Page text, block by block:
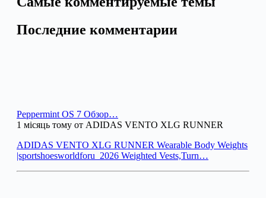
Последние комментарии
Peppermint OS 7 Обзор…
1 місяць тому от ADIDAS VENTO XLG RUNNER
ADIDAS VENTO XLG RUNNER Wearable Body Weights
|sportshoesworldforu_2026 Weighted Vests,Turn…